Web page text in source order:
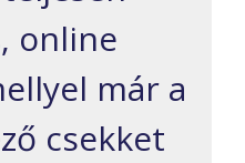
online
már a
csekket